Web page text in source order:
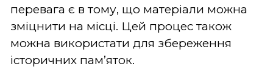
перевага є в тому, що матеріали можна
зміцнити на місці. Цей процес також
можна використати для збереження
історичних пам’яток.